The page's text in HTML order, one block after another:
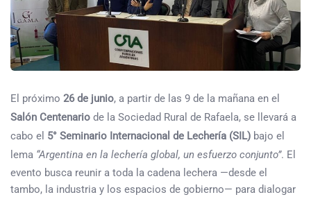
El próximo 26 de junio, a partir de las 9 de la mañana en el
Salón Centenario de la Sociedad Rural de Rafaela, se llevará a
cabo el 5° Seminario Internacional de Lechería (SIL) bajo el
lema “Argentina en la lechería global, un esfuerzo conjunto”. El
evento busca reunir a toda la cadena lechera —desde el
tambo, la industria y los espacios de gobierno— para dialogar